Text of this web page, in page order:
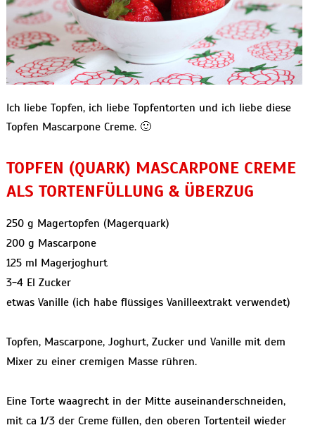
Ich liebe Topfen, ich liebe Topfentorten und ich liebe diese
Topfen Mascarpone Creme. 🙂
TOPFEN (QUARK) MASCARPONE CREME
ALS TORTENFÜLLUNG & ÜBERZUG
250 g Magertopfen (Magerquark)
200 g Mascarpone
125 ml Magerjoghurt
3-4 El Zucker
etwas Vanille (ich habe flüssiges Vanilleextrakt verwendet)
Topfen, Mascarpone, Joghurt, Zucker und Vanille mit dem
Mixer zu einer cremigen Masse rühren.
Eine Torte waagrecht in der Mitte auseinanderschneiden,
mit ca 1/3 der Creme füllen, den oberen Tortenteil wieder